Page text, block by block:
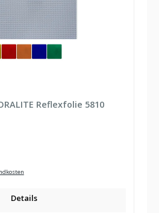
Reflexfolie 5810
Details